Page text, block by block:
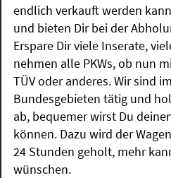
endlich verkauft werden
und bieten Dir bei der
Erspare Dir viele Inserate,
nehmen alle PKWs, ob nun
TÜV oder anderes. Wir sind
Bundesgebieten tätig und
ab, bequemer wirst Du
können. Dazu wird der
24 Stunden geholt, mehr
wünschen.